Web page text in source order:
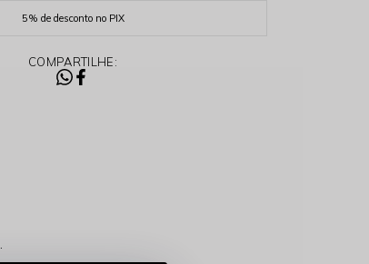
5% de desconto no PIX
COMPARTILHE: